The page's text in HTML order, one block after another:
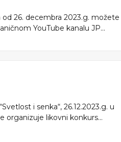
26. decembra 2023.g. možete
YouTube kanalu JP...
i senka“, 26.12.2023.g. u
organizuje likovni konkurs...